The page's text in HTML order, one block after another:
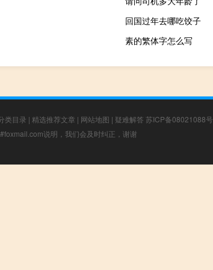
回国过年去哪吃饺子
素的繁体字怎么写
类目录 | 精选推荐文章 | 网站地图 | 疑难解答 苏ICP备08021088号
说明，我们会及时纠正，谢谢